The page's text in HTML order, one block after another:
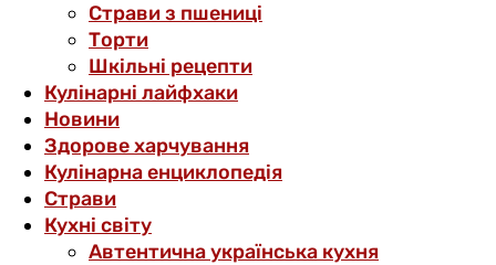
Страви з пшениці
Торти
Шкільні рецепти
Кулінарні лайфхаки
Новини
Здорове харчування
Кулінарна енциклопедія
Страви
Кухні світу
Автентична українська кухня